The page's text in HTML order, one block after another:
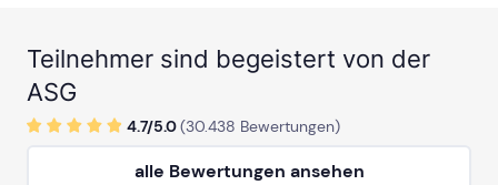
Teilnehmer sind begeistert von der
ASG
4.7/5.0(30.438 Bewertungen)
alle Bewertungen ansehen